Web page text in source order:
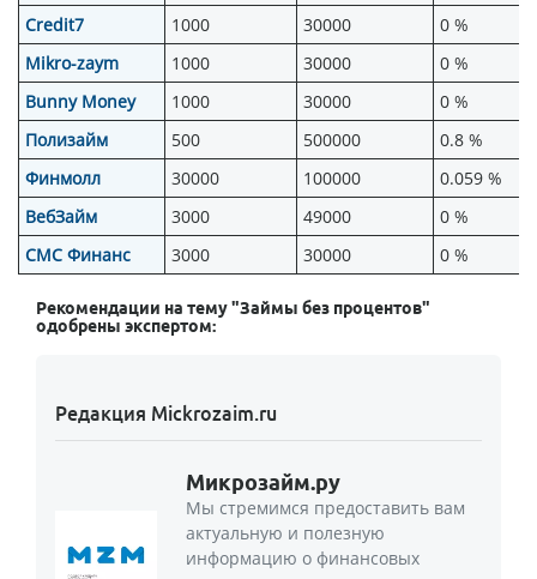
Credit7 1000 30000
0 %
Mikro-zaym
1000 30000
0 %
Bunny Money
1000 30000
0 %
Полизайм
500 500000
0.8 %
Финмолл
30000 100000
0.059 %
ВебЗайм
3000 49000
0 %
СМС Финанс
3000 30000 0 %
Рекомендации на тему "Займы без процентов"
одобрены экспертом:
Редакция Mickrozaim.ru
Микрозайм.ру
Мы стремимся предоставить вам
актуальную и полезную
информацию о финансовых